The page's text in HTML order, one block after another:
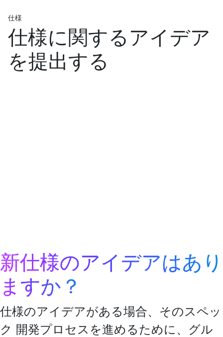
仕様
仕様に関するアイデア
を提出する
新仕様のアイデアはあり
ますか？
仕様のアイデアがある場合、そのスペッ
ク 開発プロセスを進めるために、グル